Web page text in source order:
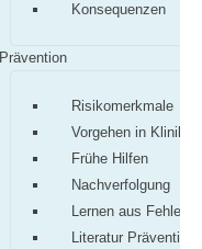
Konsequenzen
Prävention
Risikomerkmale
Vorgehen in Klinik/
Frühe Hilfen
Nachverfolgung
Lernen aus Fehlern
Literatur Prävention